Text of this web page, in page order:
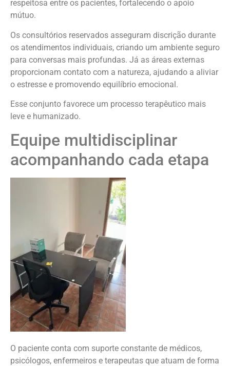
respeitosa entre os pacientes, fortalecendo o apoio
mútuo.
Os consultórios reservados asseguram discrição durante
os atendimentos individuais, criando um ambiente seguro
para conversas mais profundas. Já as áreas externas
proporcionam contato com a natureza, ajudando a aliviar
o estresse e promovendo equilíbrio emocional.
Esse conjunto favorece um processo terapêutico mais
leve e humanizado.
Equipe multidisciplinar
acompanhando cada etapa
O paciente conta com suporte constante de médicos,
psicólogos, enfermeiros e terapeutas que atuam de forma